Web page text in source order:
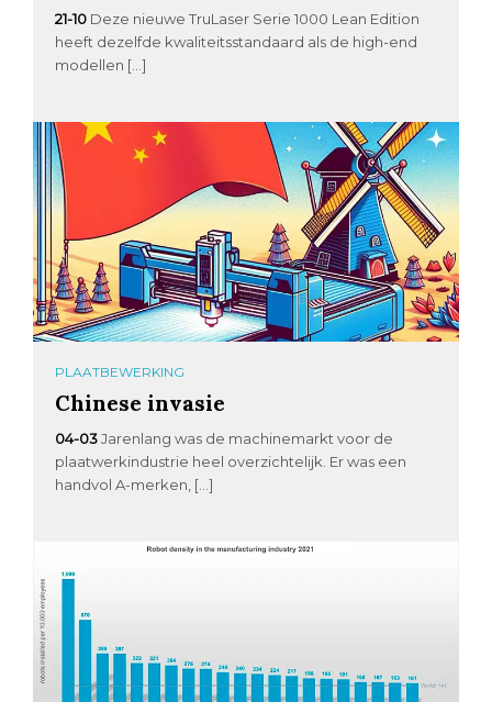
21-10 Deze nieuwe TruLaser Serie 1000 Lean Edition
heeft dezelfde kwaliteitsstandaard als de high-end
modellen […]
PLAATBEWERKING
Chinese invasie
04-03 Jarenlang was de machinemarkt voor de
plaatwerkindustrie heel overzichtelijk. Er was een
handvol A-merken, […]